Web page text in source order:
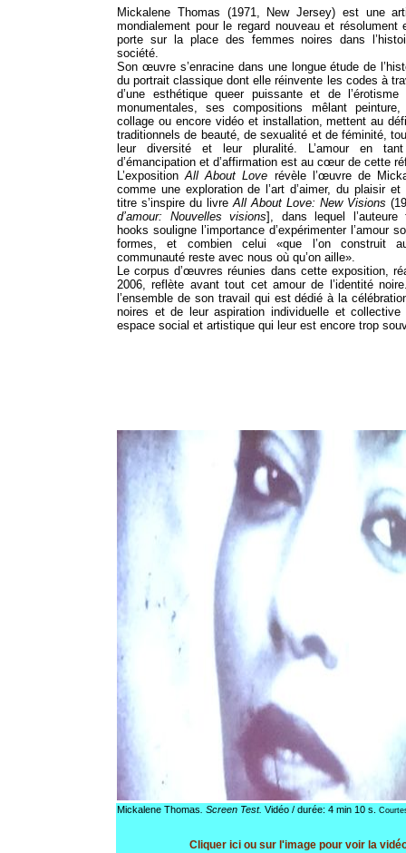
Mickalene Thomas (1971, New Jersey) est une
mondialement pour le regard nouveau et résolument
porte sur la place des femmes noires dans
société.
Son œuvre s’enracine dans une longue étude de
du portrait classique dont elle réinvente les codes à
d’une esthétique queer puissante et de l’érotisme
monumentales, ses compositions mêlant peinture,
collage ou encore vidéo et installation, mettent au
traditionnels de beauté, de sexualité et de féminité,
leur diversité et leur pluralité. L’amour en
d’émancipation et d’affirmation est au cœur de cette
L’expositionAll About Love révèle l’œuvre de
comme une exploration de l’art d’aimer, du plaisir
titre s’inspire du livreAll About Love: New Visions
d’amour: Nouvelles visions], dans lequel l’auteure
hooks souligne l’importance d’expérimenter l’amour
formes, et combien celui «que l’on construit
communauté reste avec nous où qu’on aille».
Le corpus d’œuvres réunies dans cette exposition,
2006, reflète avant tout cet amour de l’identité
l’ensemble de son travail qui est dédié à la
noires et de leur aspiration individuelle et
espace social et artistique qui leur est encore trop
Mickalene Thomas. Screen Test. Vidéo / durée: 4 min 10 s.
Cliquer ici ou sur l'image pour voir la